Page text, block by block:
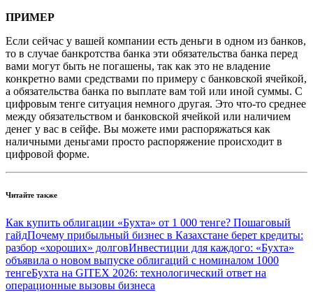
ПРИМЕР
Если сейчас у вашей компании есть деньги в одном из банков,
то в случае банкротства банка эти обязательства банка перед
вами могут быть не погашены, так как это не владение
конкретно вами средствами по примеру с банковской ячейкой,
а обязательства банка по выплате вам той или иной суммы. С
цифровым тенге ситуация немного другая. Это что-то среднее
между обязательством и банковской ячейкой или наличием
денег у вас в сейфе. Вы можете ими распоряжаться как
наличными деньгами просто распоряжение происходит в
цифровой форме.
Читайте также
Как купить облигации «Бухта» от 1 000 тенге? Пошаговый
гайдПочему прибыльный бизнес в Казахстане берет кредиты:
разбор «хороших» долговИнвестиции для каждого: «Бухта»
объявила о новом выпуске облигаций с номиналом 1000
тенгеБухта на GITEX 2026: технологический ответ на
операционные вызовы бизнеса